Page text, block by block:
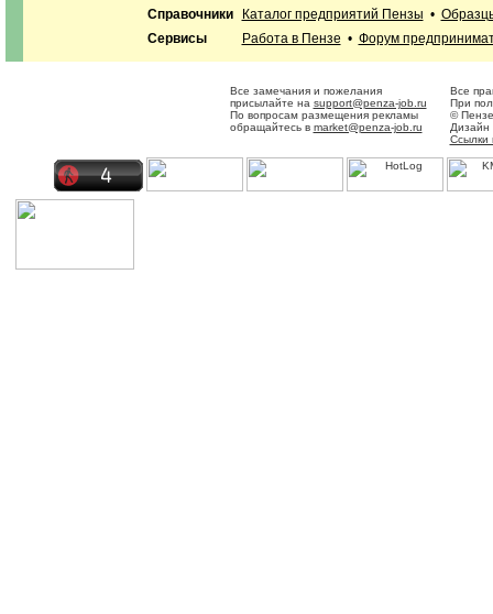
Справочники
Каталог предприятий Пензы •
Сервисы
Работа в Пензе • Форум
Все замечания и пожелания
присылайте на support@penza-job.ru
По вопросам размещения рекламы
обращайтесь в market@penza-job.ru
Все
При
©
Дизайн
Ссылки